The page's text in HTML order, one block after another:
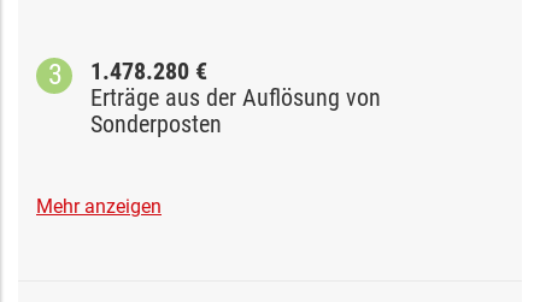
1.478.280 €
Erträge aus der Auflösung von
Sonderposten
Mehr anzeigen